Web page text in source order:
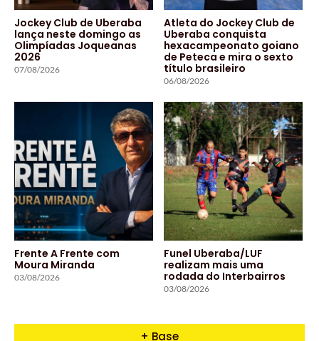
Jockey Club de Uberaba
lança neste domingo as
Olimpíadas Joqueanas
2026
07/08/2026
Atleta do Jockey Club de
Uberaba conquista
hexacampeonato goiano
de Peteca e mira o sexto
título brasileiro
06/08/2026
Frente A Frente com
Moura Miranda
03/08/2026
Funel Uberaba/LUF
realizam mais uma
rodada do Interbairros
03/08/2026
+ Base